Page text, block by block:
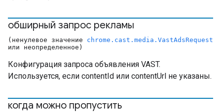
обширный запрос рекламы
(ненулевое значение chrome.cast.media.VastAdsRequest
или неопределенное)
Конфигурация запроса объявления VAST.
Используется, если contentId или contentUrl не указаны.
когда можно пропустить